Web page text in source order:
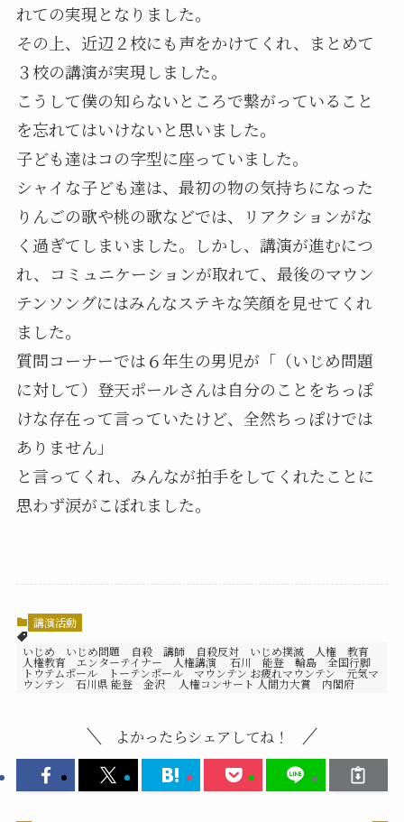
れての実現となりました。
その上、近辺２校にも声をかけてくれ、まとめて
３校の講演が実現しました。
こうして僕の知らないところで繋がっていること
を忘れてはいけないと思いました。
子ども達はコの字型に座っていました。
シャイな子ども達は、最初の物の気持ちになった
りんごの歌や桃の歌などでは、リアクションがな
く過ぎてしまいました。しかし、講演が進むにつ
れ、コミュニケーションが取れて、最後のマウン
テンソングにはみんなステキな笑顔を見せてくれ
ました。
質問コーナーでは６年生の男児が「（いじめ問題
に対して）登天ポールさんは自分のことをちっぽ
けな存在って言っていたけど、全然ちっぽけでは
ありません」
と言ってくれ、みんなが拍手をしてくれたことに
思わず涙がこぼれました。
講演活動
いじめ いじめ問題 自殺 講師 自殺反対 いじめ撲滅 人権 教育
人権教育 エンターテイナー 人権講演 石川 能登 輪島 全国行脚
トウテムポール トーテンポール マウンテン お疲れマウンテン 元気マ
ウンテン 石川県 能登 金沢 人権コンサート 人間力大賞 内閣府
よかったらシェアしてね！